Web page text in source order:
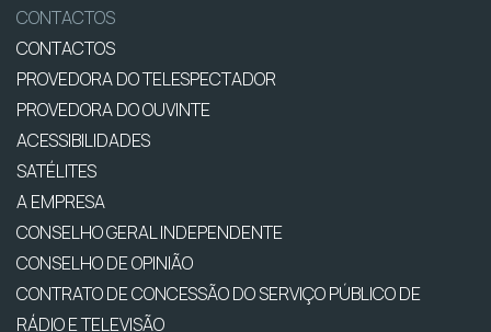
CONTACTOS
CONTACTOS
PROVEDORA DO TELESPECTADOR
PROVEDORA DO OUVINTE
ACESSIBILIDADES
SATÉLITES
A EMPRESA
CONSELHO GERAL INDEPENDENTE
CONSELHO DE OPINIÃO
CONTRATO DE CONCESSÃO DO SERVIÇO PÚBLICO DE
RÁDIO E TELEVISÃO